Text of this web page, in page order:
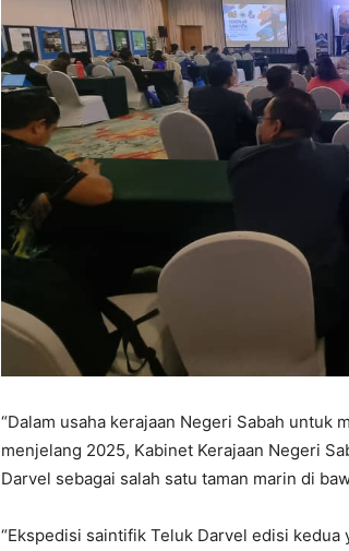
“Dalam usaha kerajaan Negeri Sabah untuk
menjelang 2025, Kabinet Kerajaan Negeri
Darvel sebagai salah satu taman marin di
“Ekspedisi saintifik Teluk Darvel edisi